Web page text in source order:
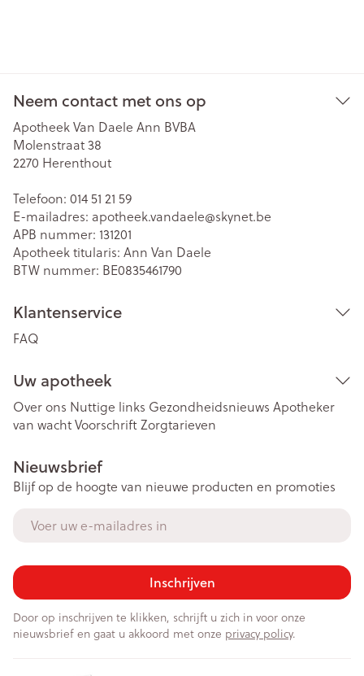
Neem contact met ons op
Apotheek Van Daele Ann BVBA
Molenstraat 38
2270 Herenthout
Telefoon: 014 51 21 59
E-mailadres: apotheek.vandaele@skynet.be
APB nummer: 131201
Apotheek titularis: Ann Van Daele
BTW nummer: BE0835461790
Klantenservice
FAQ
Uw apotheek
Over ons Nuttige links Gezondheidsnieuws Apotheker
van wachtVoorschriftZorgtarieven
Nieuwsbrief
Blijf op de hoogte van nieuwe producten en promoties
Inschrijven
Door op inschrijven te klikken, schrijft u zich in voor onze
nieuwsbrief en gaat u akkoord met onze privacy policy.